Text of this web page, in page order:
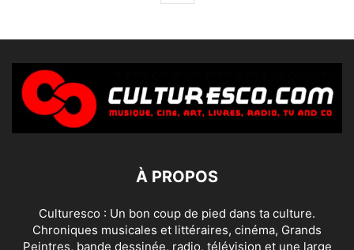
À PROPOS
Culturesco : Un bon coup de pied dans ta culture.
Chroniques musicales et littéraires, cinéma, Grands
Peintres, bande dessinée, radio, télévision et une large